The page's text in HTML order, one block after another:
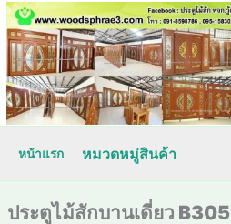
Skip
to
content
หน้าแรก หมวดหมู่สินค้า
ประตูไม้สักบานเดี่ยว B305